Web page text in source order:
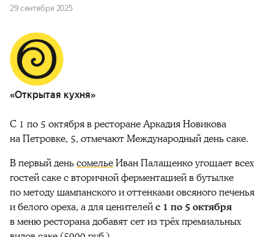
29 сентября 2025
«Открытая кухня»
С 1 по 5 октября в ресторане Аркадия Новикова
на Петровке, 5, отмечают Международный день саке.
В первый деньсомельеИван Палащенко угощает всех
гостей саке с вторичной ферментацией в бутылке
по методу шампанского и оттенками овсяного печенья
и белого ореха, а для ценителейс 1 по 5 октября
в меню ресторана добавят сет из трёх премиальных